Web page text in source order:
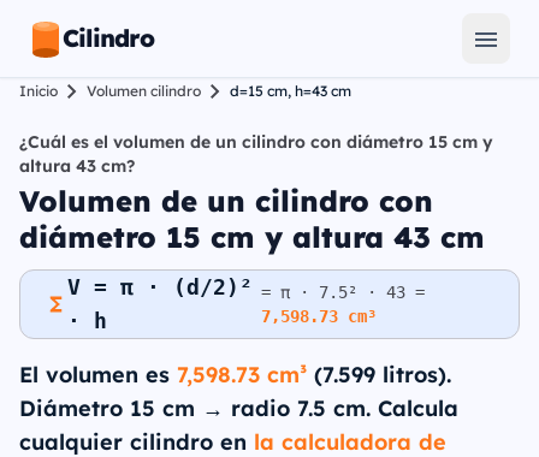
Cilindro
Inicio Volumen cilindro d=15 cm, h=43 cm
¿Cuál es el volumen de un cilindro con diámetro 15 cm y
altura 43 cm?
Volumen de un cilindro con
diámetro 15 cm y altura 43 cm
V = π · (d/2)²
· h
= π · 7.5² · 43 =
7,598.73 cm³
El volumen es 7,598.73 cm³ (7.599 litros).
Diámetro 15 cm → radio 7.5 cm. Calcula
cualquier cilindro en la calculadora de